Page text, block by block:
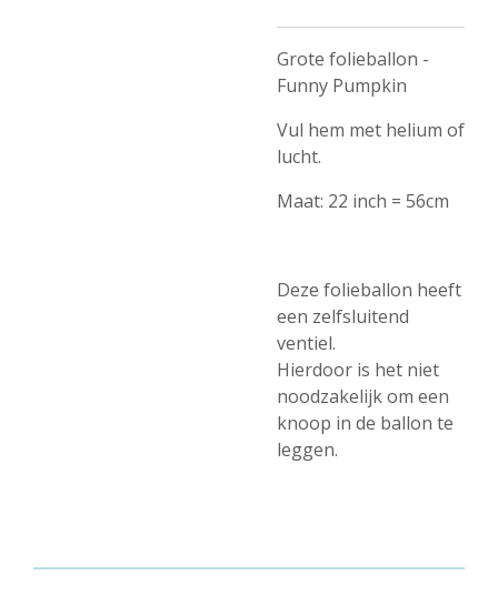
Grote folieballon -
Funny Pumpkin
Vul hem met helium of
lucht.
Maat: 22 inch = 56cm
Deze folieballon heeft
een zelfsluitend
ventiel.
Hierdoor is het niet
noodzakelijk om een
knoop in de ballon te
leggen.